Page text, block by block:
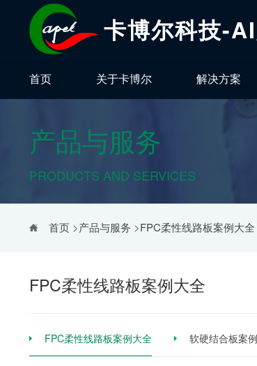
卡博尔科技-
首页 关于卡博尔 解决方案
产品与服务
PRODUCTS AND SERVICES
首页>产品与服务 >FPC柔性线路板案例大全
FPC柔性线路板案例大全
FPC柔性线路板案例大全 软硬结合板案